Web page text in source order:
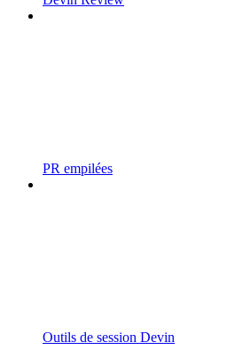
PR empilées
Outils de session Devin